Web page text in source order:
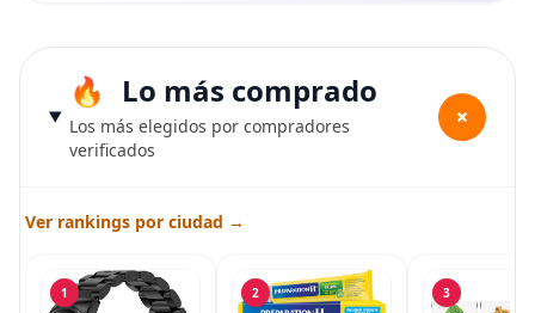
Lo más comprado
Los más elegidos por compradores
verificados
+
Ver rankings por ciudad →
1 2 3